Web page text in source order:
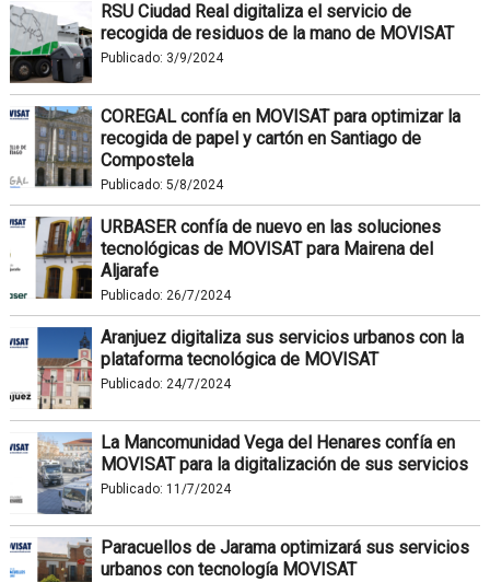
RSU Ciudad Real digitaliza el servicio de
recogida de residuos de la mano de MOVISAT
Publicado: 3/9/2024
COREGAL confía en MOVISAT para optimizar la
recogida de papel y cartón en Santiago de
Compostela
Publicado: 5/8/2024
URBASER confía de nuevo en las soluciones
tecnológicas de MOVISAT para Mairena del
Aljarafe
Publicado: 26/7/2024
Aranjuez digitaliza sus servicios urbanos con la
plataforma tecnológica de MOVISAT
Publicado: 24/7/2024
La Mancomunidad Vega del Henares confía en
MOVISAT para la digitalización de sus servicios
Publicado: 11/7/2024
Paracuellos de Jarama optimizará sus servicios
urbanos con tecnología MOVISAT